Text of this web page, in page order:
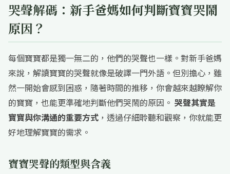
哭聲解碼：新手爸媽如何判斷寶寶哭鬧
原因？
每個寶寶都是獨一無二的，他們的哭聲也一樣。對新手爸媽
來說，解讀寶寶的哭聲就像是破譯一門外語。但別擔心，雖
然一開始會感到困惑，隨著時間的推移，你會越來越瞭解你
的寶寶，也能更準確地判斷他們哭鬧的原因。 哭聲其實是
寶寶與你溝通的重要方式 ，透過仔細聆聽和觀察，你就能更
好地理解寶寶的需求。
寶寶哭聲的類型與含義